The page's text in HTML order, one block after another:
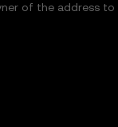
of the address